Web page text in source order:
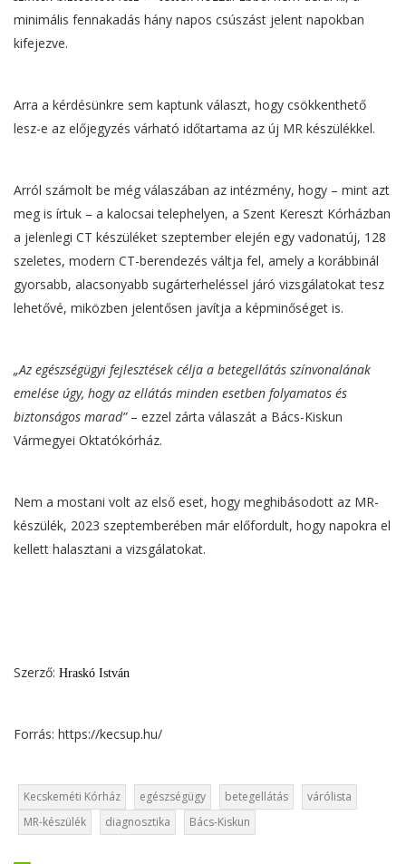
minimális fennakadás hány napos csúszást jelent napokban
kifejezve.
Arra a kérdésünkre sem kaptunk választ, hogy csökkenthető
lesz-e az előjegyzés várható időtartama az új MR készülékkel.
Arról számolt be még válaszában az intézmény, hogy – mint azt
meg is írtuk – a kalocsai telephelyen, a Szent Kereszt Kórházban
a jelenlegi CT készüléket szeptember elején egy vadonatúj, 128
szeletes, modern CT-berendezés váltja fel, amely a korábbinál
gyorsabb, alacsonyabb sugárterheléssel járó vizsgálatokat tesz
lehetővé, miközben jelentősen javítja a képminőséget is.
„Az egészségügyi fejlesztések célja a betegellátás színvonalának
emelése úgy, hogy az ellátás minden esetben folyamatos és
biztonságos marad”– ezzel zárta válaszát a Bács-Kiskun
Vármegyei Oktatókórház.
Nem a mostani volt az első eset, hogy meghibásodott az MR-
készülék, 2023 szeptemberében már előfordult, hogy napokra el
kellett halasztani a vizsgálatokat.
Szerző: Hraskó István
Forrás: https://kecsup.hu/
Kecskeméti Kórház egészségügy betegellátás
várólista
MR-készülék
diagnosztika Bács-Kiskun